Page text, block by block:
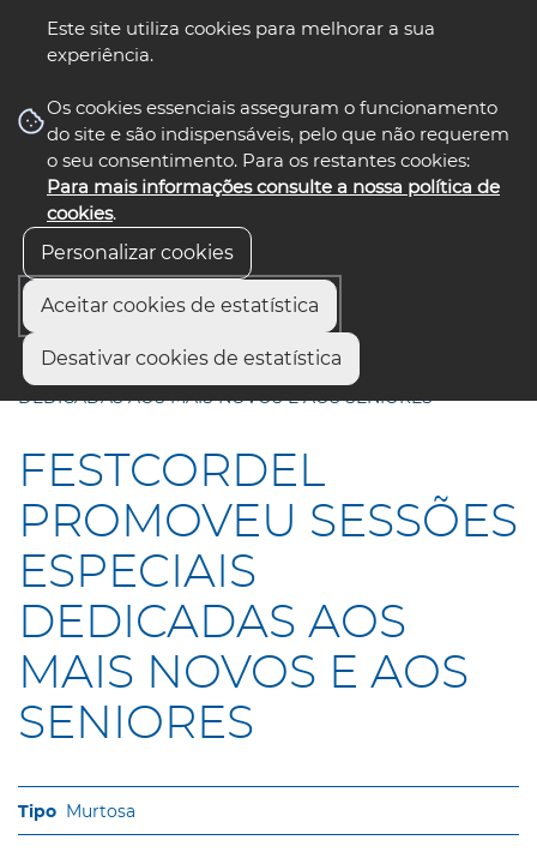
Este site utiliza cookies para melhorar a sua
experiência.
Os cookies essenciais asseguram o funcionamento
do site e são indispensáveis, pelo que não requerem
o seu consentimento. Para os restantes cookies:
Para mais informações consulte a nossa política de
cookies.
Personalizar cookies
Aceitar cookies de estatística
Desativar cookies de estatística
nos select language
Início
FESTCORDEL PROMOVEU SESSÕES ESPECIAIS
DEDICADAS AOS MAIS NOVOS E AOS SENIORES
FESTCORDEL
PROMOVEU SESSÕES
ESPECIAIS
DEDICADAS AOS
MAIS NOVOS E AOS
SENIORES
Murtosa